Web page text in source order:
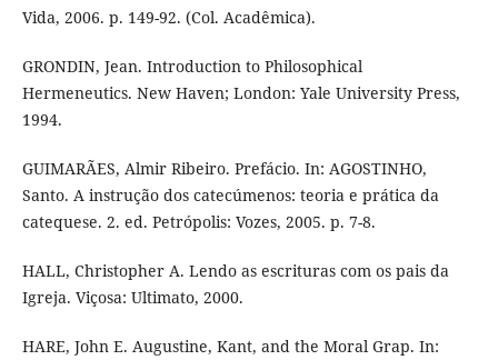
Vida, 2006. p. 149-92. (Col. Acadêmica).
GRONDIN, Jean. Introduction to Philosophical
Hermeneutics. New Haven; London: Yale University Press,
1994.
GUIMARÃES, Almir Ribeiro. Prefácio. In: AGOSTINHO,
Santo. A instrução dos catecúmenos: teoria e prática da
catequese. 2. ed. Petrópolis: Vozes, 2005. p. 7-8.
HALL, Christopher A. Lendo as escrituras com os pais da
Igreja. Viçosa: Ultimato, 2000.
HARE, John E. Augustine, Kant, and the Moral Grap. In: